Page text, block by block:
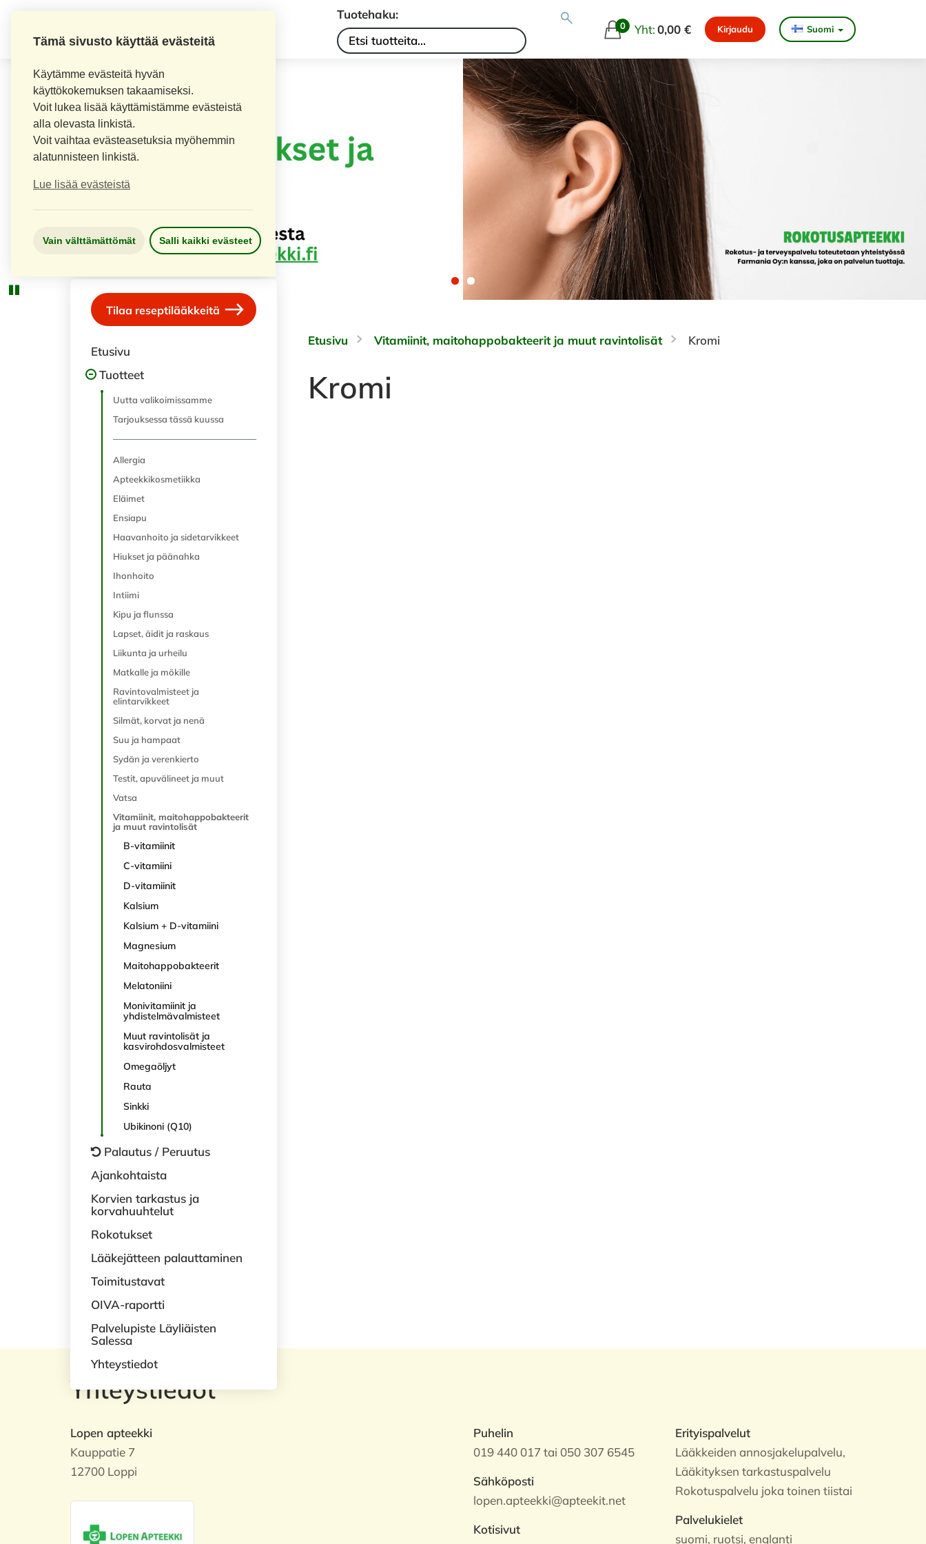
Tämä sivusto käyttää evästeitä
Käytämme evästeitä hyvän
käyttökokemuksen takaamiseksi.
Voit lukea lisää käyttämistämme evästeistä
alla olevasta linkistä.
Voit vaihtaa evästeasetuksia myöhemmin
alatunnisteen linkistä.
Lue lisää evästeistä
Vain välttämättömät Salli kaikki evästeet
Tuotehaku:
0 Yht:0,00 € Kirjaudu Suomi
Tilaa reseptilääkkeitä
Etusivu
Tuotteet
Uutta valikoimissamme
Tarjouksessa tässä kuussa
Allergia
Apteekkikosmetiikka
Eläimet
Ensiapu
Haavanhoito ja sidetarvikkeet
Hiukset ja päänahka
Ihonhoito
Intiimi
Kipu ja flunssa
Lapset, äidit ja raskaus
Liikunta ja urheilu
Matkalle ja mökille
Ravintovalmisteet ja
elintarvikkeet
Silmät, korvat ja nenä
Suu ja hampaat
Sydän ja verenkierto
Testit, apuvälineet ja muut
Vatsa
Vitamiinit, maitohappobakteerit
ja muut ravintolisät
B-vitamiinit
C-vitamiini
D-vitamiinit
Kalsium
Kalsium + D-vitamiini
Magnesium
Maitohappobakteerit
Melatoniini
Monivitamiinit ja
yhdistelmävalmisteet
Muut ravintolisät ja
kasvirohdosvalmisteet
Omegaöljyt
Rauta
Sinkki
Ubikinoni (Q10)
Palautus / Peruutus
Ajankohtaista
Korvien tarkastus ja
korvahuuhtelut
Rokotukset
Lääkejätteen palauttaminen
Toimitustavat
OIVA-raportti
Palvelupiste Läyliäisten
Salessa
Yhteystiedot
Etusivu Vitamiinit, maitohappobakteerit ja muut ravintolisät Kromi
Kromi
Yhteystiedot
Lopen apteekki
Kauppatie 7
12700 Loppi
Puhelin
019 440 017 tai 050 307 6545
Sähköposti
lopen.apteekki@apteekit.net
Kotisivut
Erityispalvelut
Lääkkeiden annosjakelupalvelu,
Lääkityksen tarkastuspalvelu
Rokotuspalvelu joka toinen tiistai
Palvelukielet
suomi, ruotsi, englanti